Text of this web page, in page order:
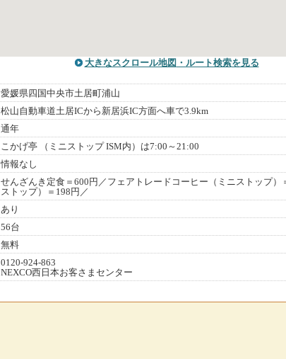
大きなスクロール地図 ・ルート検索を見る
愛媛県四国中央市土居町浦山
松山自動車道土居ICから新居浜IC方面へ車で3.9km
通年
こかげ亭 （ミニストップ ISM内）は7:00～21:00
情報なし
せんざんき定食＝600円／フェアトレードコーヒー（ミニストップ）
ストップ）＝198円／
あり
56台
無料
0120-924-863
NEXCO西日本お客さまセンター